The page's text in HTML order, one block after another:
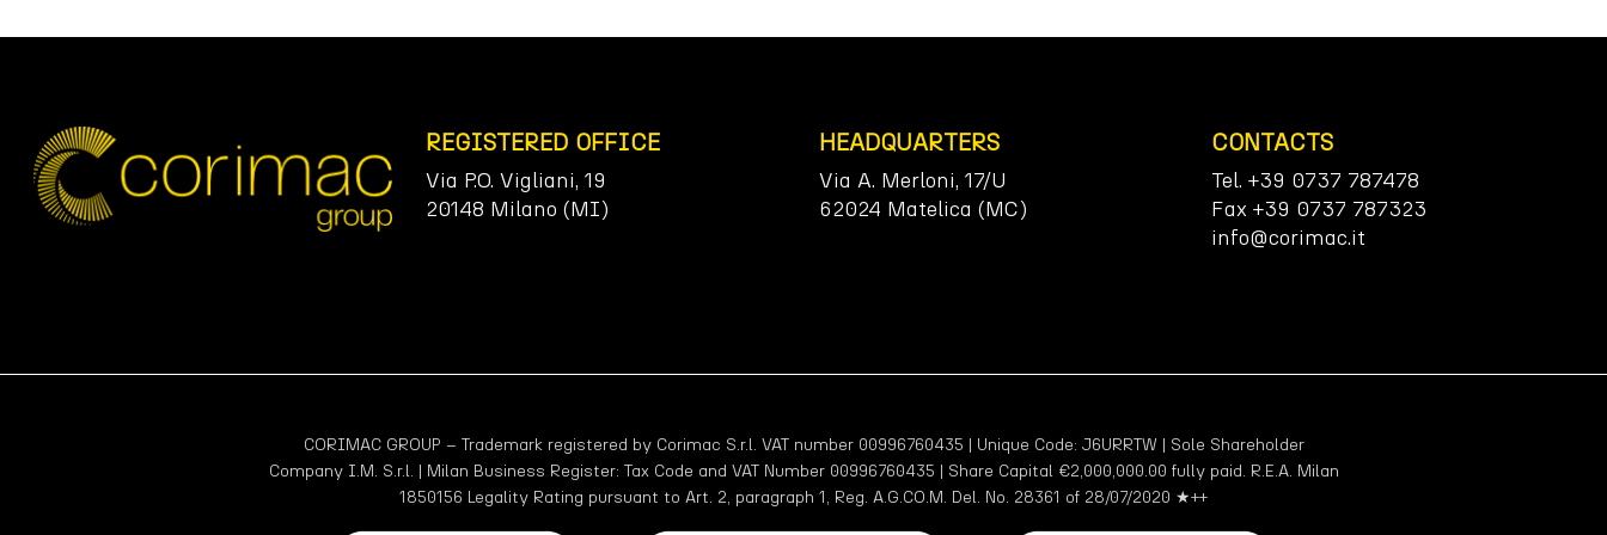
REGISTERED OFFICE
Via P.O. Vigliani, 19
20148 Milano (MI)
HEADQUARTERS
Via A. Merloni, 17/U
62024 Matelica (MC)
CONTACTS
Tel. +39 0737 787478
Fax +39 0737 787323
info@corimac.it
CORIMAC GROUP – Trademark registered by Corimac S.r.l. VAT number 00996760435 | Unique Code: J6URRTW | Sole Shareholder
Company I.M. S.r.l. | Milan Business Register: Tax Code and VAT Number 00996760435 | Share Capital €2,000,000.00 fully paid. R.E.A. Milan
1850156 Legality Rating pursuant to Art. 2, paragraph 1, Reg. A.G.CO.M. Del. No. 28361 of 28/07/2020 ★++